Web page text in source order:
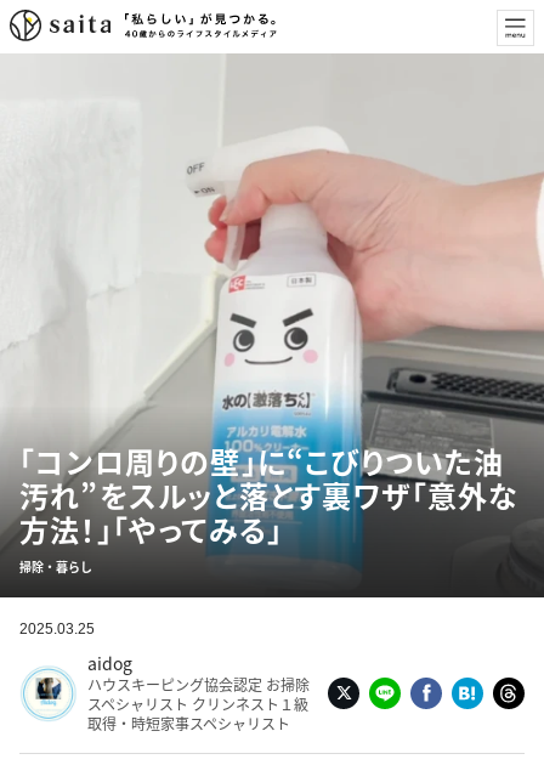
「コンロ周りの壁」に“こびりついた油
汚れ”をスルッと落とす裏ワザ「意外な
方法！」「やってみる」
掃除・暮らし
2025.03.25
aidog
ハウスキーピング協会認定 お掃除
スペシャリスト クリンネスト１級
取得・時短家事スペシャリスト